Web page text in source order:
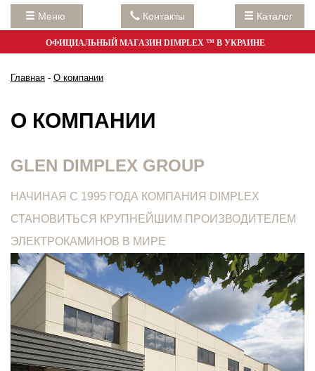
Меню Контакты Каталог
ОФИЦИАЛЬНЫЙ МАГАЗИН DIMPLEX ™ В УКРАИНЕ
Главная - О компании
О КОМПАНИИ
GLEN DIMPLEX GROUP
НАЧИНАЯ С 1995 ГОДА КОМПАНИЯ DIMPLEX
СТАНОВИТЬСЯ КРУПНЕЙШИМ ПРОИЗВОДИТЕЛЕМ
ЭЛЕКТРОКАМИНОВ В МИРЕ